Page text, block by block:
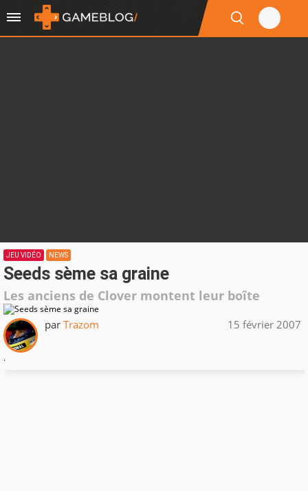
JEU VIDÉO NEWS
Seeds sème sa graine
Les anciens de Clover montent leur boîte
par Trazom 15 février 2007
.